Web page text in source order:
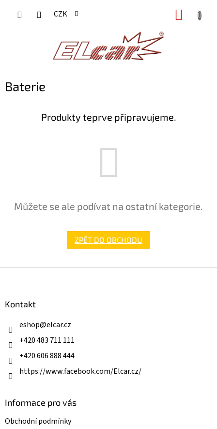
CZK
Baterie
Produkty teprve připravujeme.
Můžete se ale podívat na ostatní kategorie.
ZPĚT DO OBCHODU
Kontakt
eshop@elcar.cz
+420 483 711 111
+420 606 888 444
https://www.facebook.com/Elcar.cz/
Informace pro vás
Obchodní podmínky